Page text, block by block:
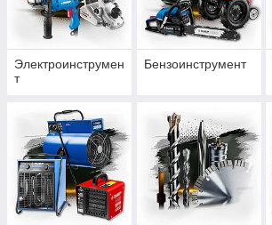
Электроинструмен
т
Бензоинструмент